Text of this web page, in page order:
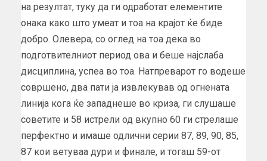
на резултат, туку да ги одработат елементите
онака како што умеат и тоа на крајот ќе биде
добро. Олевера, со оглед на тоа дека во
подготвителниот период ова и беше најслаба
дисциплина, успеа во тоа. Натпреварот го водеше
совршено, два пати ја извлекував од огнената
линија кога ќе западнеше во криза, ги слушаше
советите и 58 истрели од вкупно 60 ги стрелаше
перфектно и имаше одлични серии 87, 89, 90, 85,
87 кои ветуваа дури и финале, и тогаш 59-от